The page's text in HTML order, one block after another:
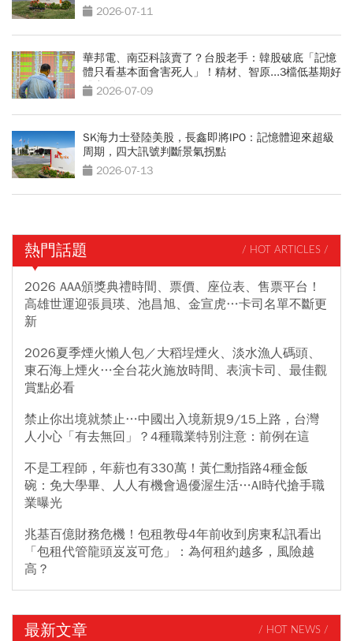
2026-07-11
華邦電、南亞科該賣了？台股老手：韓股破底「記憶
體只看基本面會害死人」！精材、智原...3檔低基期好
股出列
2026-07-09
SK海力士登陸美股，長鑫即將IPO：記憶體迎來超級
周期，四大訊號判斷景氣拐點
2026-07-13
熱門話題 / HOT ARTICLES /
2026 AAA頒獎典禮時間、票價、座位表、售票平台！
高雄世運迎張員瑛、池昌旭、金宣虎…卡司名單不斷更
新
2026夏季煙火懶人包／大稻埕煙火、淡水漁人碼頭、
東石海上煙火…全台花火施放時間、表演卡司、最佳觀
賞點必看
禁止你出境就禁止…中國出入境新規9/15上路，台灣
人小心「有去無回」？4種職業特別注意：前例在這
不是工程師，年薪也有330萬！黃仁勳指路4種金飯
碗：免大學畢、人人有機會過優渥生活…AI時代搶手職
業曝光
兆基百億財務危機！包租教母4年前收到房東私訊看出
「包租代管龍頭岌岌可危」：為何租約越多，風險越
高？
最新文章 / HOT NEWS /